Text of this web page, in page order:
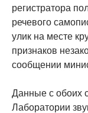
регистратора
речевого
улик на месте
признаков
сообщении
Данные с обоих
Лаборатории